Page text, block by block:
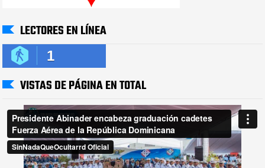
LECTORES EN LÍNEA
1
VISTAS DE PÁGINA EN TOTAL